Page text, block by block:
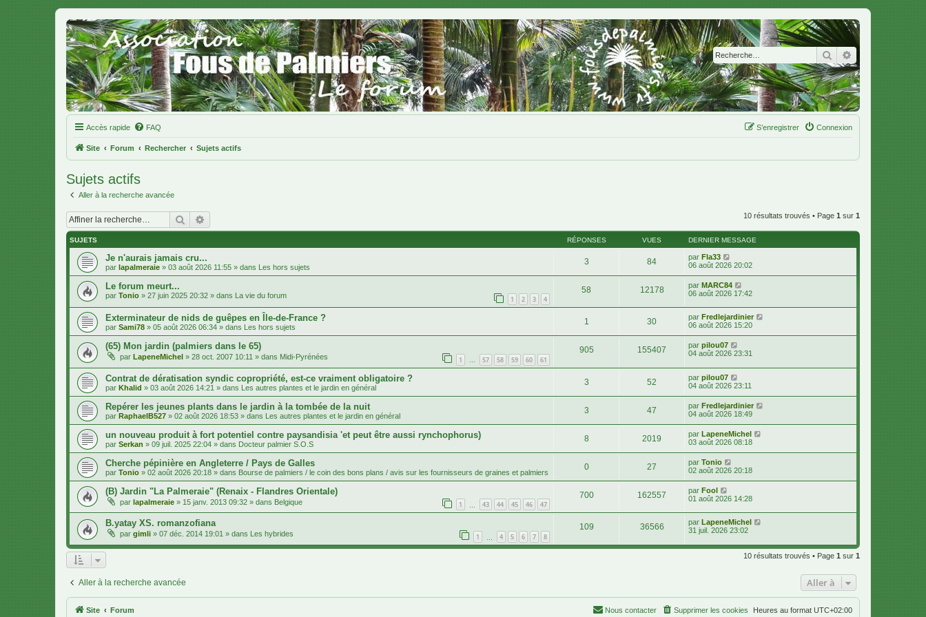
Rechercher
Accès rapide FAQ Connexion
S’enregistrer
Site Forum Rechercher Sujets actifs
Sujets actifs
Aller à la recherche avancée
Rechercher 10 résultats trouvés • Page 1 sur 1
SUJETS RÉPONSES VUES DERNIER MESSAGE
Je n'aurais jamais cru...
par lapalmeraie » 03 août 2026 11:55 » dans Les hors sujets
3 84 par Fla33
06 août 2026 20:02
Le forum meurt...
par Tonio » 27 juin 2025 20:32 » dans La vie du forum 1 2 3 4
58 12178 par MARC84
06 août 2026 17:42
Exterminateur de nids de guêpes en Île-de-France ?
par Sami78 » 05 août 2026 06:34 » dans Les hors sujets
1 30 par Fredlejardinier
06 août 2026 15:20
(65) Mon jardin (palmiers dans le 65)
par LapeneMichel » 28 oct. 2007 10:11 » dans Midi-Pyrénées 1 … 57 58 59 60 61
905 155407 par pilou07
04 août 2026 23:31
Contrat de dératisation syndic copropriété, est-ce vraiment obligatoire ?
par Khalid » 03 août 2026 14:21 » dans Les autres plantes et le jardin en général
3 52 par pilou07
04 août 2026 23:11
Repérer les jeunes plants dans le jardin à la tombée de la nuit
par RaphaelB527 » 02 août 2026 18:53 » dans Les autres plantes et le jardin en général
3 47 par Fredlejardinier
04 août 2026 18:49
un nouveau produit à fort potentiel contre paysandisia 'et peut être aussi rynchophorus)
par Serkan » 09 juil. 2025 22:04 » dans Docteur palmier S.O.S
8 2019 par LapeneMichel
03 août 2026 08:18
Cherche pépinière en Angleterre / Pays de Galles
par Tonio » 02 août 2026 20:18 » dans Bourse de palmiers / le coin des bons plans / avis sur les fournisseurs de graines et palmiers
0 27 par Tonio
02 août 2026 20:18
(B) Jardin "La Palmeraie" (Renaix - Flandres Orientale)
par lapalmeraie » 15 janv. 2013 09:32 » dans Belgique 1 43 44 45 46 47
700 162557 par Fool
01 août 2026 14:28
B.yatay XS. romanzofiana
par gimli » 07 déc. 2014 19:01 » dans Les hybrides 1 4 5 6 7 8
109 36566 par LapeneMichel
31 juil. 2026 23:02
10 résultats trouvés • Page 1 sur 1
Aller à la recherche avancée Aller à
Site Forum Heures au format UTC+02:00
Supprimer les cookies
Nous contacter